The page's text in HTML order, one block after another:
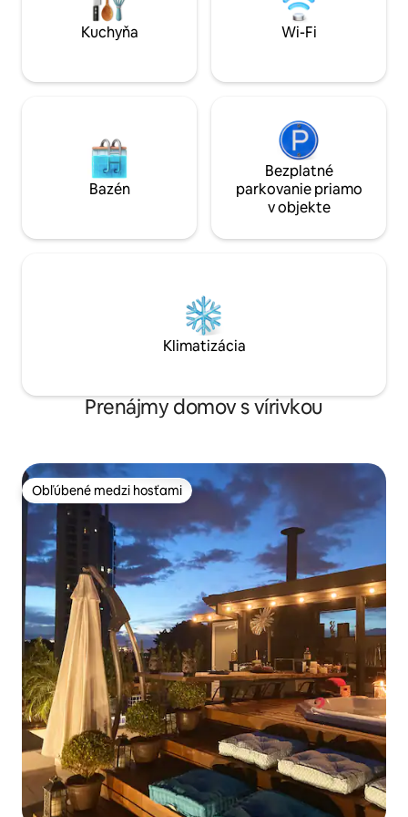
malé rodiny, ktoré hľadajú pohodlie,
komfort a jeden z najlepších výhľadov v
plne vybavenej
panoramatického
Kuchyňa Wi-Fi
Bazén
Bezplatné
parkovanie priamo
v objekte
Klimatizácia
Prenájmy domov s vírivkou
Obľúbené medzi hosťami
Obľúbené medzi hosťami